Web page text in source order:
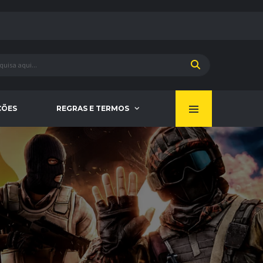
REGRAS E TERMOS